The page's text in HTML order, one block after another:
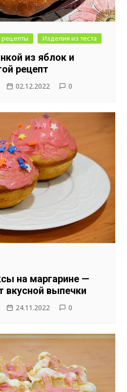
Изделия из теста
из яблок и
рецепт
02.12.2022 0
на маргарине —
вкусной выпечки
24.11.2022 0